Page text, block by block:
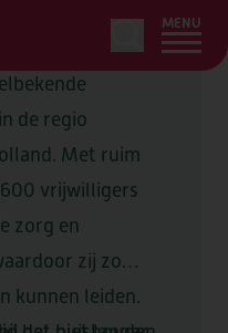
MENU
de regio
Met ruim
vrijwilligers
zorg en
zij zo
kunnen leiden.